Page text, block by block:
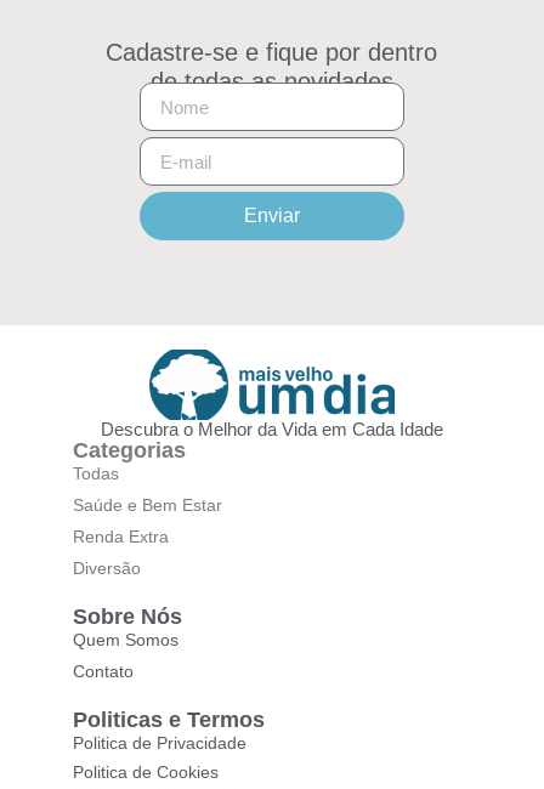
Cadastre-se e fique por dentro
de todas as novidades
Enviar
Descubra o Melhor da Vida em Cada Idade
Categorias
Todas
Saúde e Bem Estar
Renda Extra
Diversão
Sobre Nós
Quem Somos
Contato
Politicas e Termos
Politica de Privacidade
Politica de Cookies